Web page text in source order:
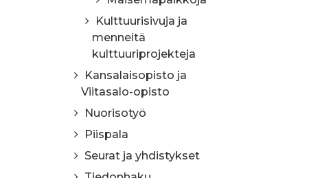
Kulttuurisivuja ja
menneitä
kulttuuriprojekteja
Kansalaisopisto ja
Viitasalo-opisto
Nuorisotyö
Piispala
Seurat ja yhdistykset